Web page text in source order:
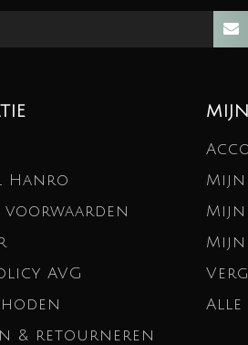
Hanro
voorwaarden
AVG
& retourneren
Alle